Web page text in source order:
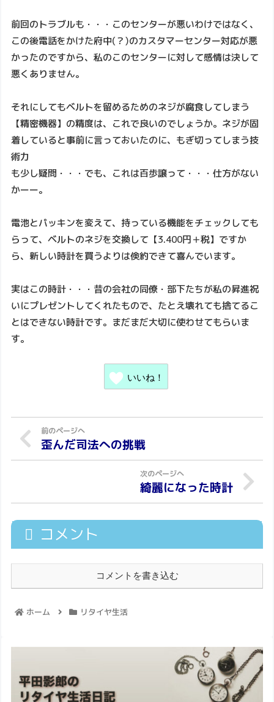
前回のトラブルも・・・このセンターが悪いわけではなく、
この後電話をかけた府中(？)のカスタマーセンター対応が悪
かったのですから、私のこのセンターに対して感情は決して
悪くありません。
それにしてもベルトを留めるためのネジが腐食してしまう
【精密機器】の精度は、これで良いのでしょうか。ネジが固
着していると事前に言っておいたのに、もぎ切ってしまう技
術力
も少し疑問・・・でも、これは百歩譲って・・・仕方がない
かーー。
電池とパッキンを変えて、持っている機能をチェックしても
らって、ベルトのネジを交換して【3.400円＋税】ですか
ら、新しい時計を買うよりは倹約できて喜んでいます。
実はこの時計・・・昔の会社の同僚・部下たちが私の昇進祝
いにプレゼントしてくれたもので、たとえ壊れても捨てるこ
とはできない時計です。まだまだ大切に使わせてもらいま
す。
いいね！
歪んだ司法への挑戦
綺麗になった時計
コメント
コメントを書き込む
ホーム リタイヤ生活